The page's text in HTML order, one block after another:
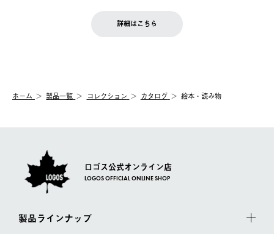
【配送業者】
佐川急便にて配送されます。
お客様都合の返品にかかる送料は、お客様ご負担とさせていただ
一度お手元の商品を返品いただき、ご希望商品を再注文してくだ
LOGOS FAMILY会員の方は、会員マイページ内 購入履歴画面に
詳細はこちら
ホーム 製品一覧 コレクション カタログ 絵本・読み物
ロゴス公式オンライン店
LOGOS OFFICIAL ONLINE SHOP
製品ラインナップ